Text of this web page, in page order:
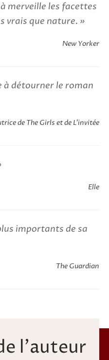
merveille les facettes
vrais que nature.
New Yorker
à détourner le roman
de The Girls et de L'invitée
Elle
importants de sa
The Guardian
l'auteur